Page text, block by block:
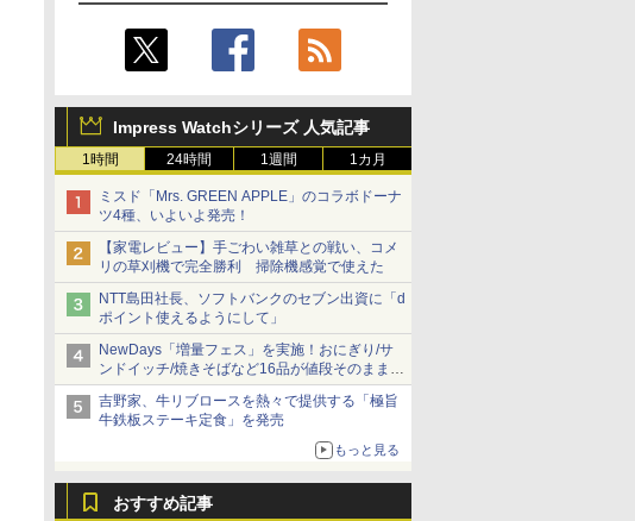
Impress Watchシリーズ 人気記事
1時間 24時間 1週間 1カ月
ミスド「Mrs. GREEN APPLE」のコラボドーナ
ツ4種、いよいよ発売！
【家電レビュー】手ごわい雑草との戦い、コメ
リの草刈機で完全勝利 掃除機感覚で使えた
NTT島田社長、ソフトバンクのセブン出資に「d
ポイント使えるようにして」
NewDays「増量フェス」を実施！おにぎり/サ
ンドイッチ/焼きそばなど16品が値段そのままで
ボリュームアップ
吉野家、牛リブロースを熱々で提供する「極旨
牛鉄板ステーキ定食」を発売
もっと見る
おすすめ記事